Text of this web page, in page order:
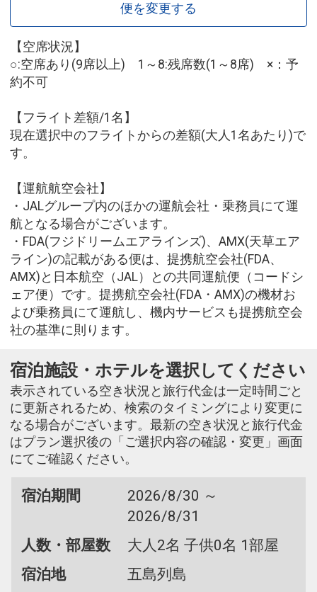
便を変更する
【空席状況】
○:空席あり(9席以上) 1～8:残席数(1～8席) ×：予
約不可
【フライト差額/1名】
現在選択中のフライトからの差額(大人1名あたり)で
す。
【運航航空会社】
・JALグループ内のほかの運航会社・乗務員にて運
航となる場合がございます。
・FDA(フジドリームエアラインズ)、AMX(天草エア
ライン)の記載がある便は、提携航空会社(FDA、
AMX)と日本航空（JAL）との共同運航便（コードシ
ェア便）です。提携航空会社(FDA・AMX)の機材お
よび乗務員にて運航し、機内サービスも提携航空会
社の基準に則ります。
宿泊施設・ホテルを選択してください
表示されている空き状況と旅行代金は一定時間ごと
に更新されるため、検索のタイミングにより変更に
なる場合がございます。最新の空き状況と旅行代金
はプラン選択後の「ご選択内容の確認・変更」画面
にてご確認ください。
宿泊期間
2026/8/30 ～
2026/8/31
人数・部屋数
大人2名 子供0名 1部屋
宿泊地
五島列島